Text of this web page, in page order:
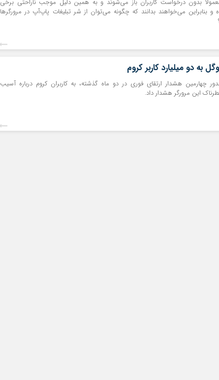
بدون درخواست کاربران باز می‌شوند و به همین دلیل موجب ناراحتی برخی
و بنابراین می‌خواهند بدانند که چگونه می‌توان از شر تبلیغات پاپ‌آپ در مرورگرها
به دو میلیارد کاربر کروم
چهارمین هشدار ارتقای فوری در دو ماه گذشته، به کاربران کروم درباره آسیب
این مرورگر هشدار داد.